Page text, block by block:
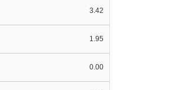
3.42
1.95
0.00